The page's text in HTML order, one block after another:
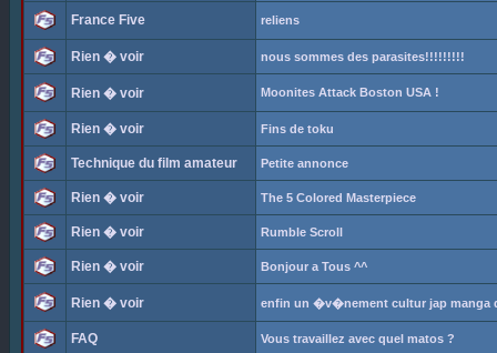
France Five reliens
Rien � voir nous sommes des parasites!!!!!!!!!
Rien � voir Moonites Attack Boston USA !
Rien � voir Fins de toku
Technique du film amateur Petite annonce
Rien � voir The 5 Colored Masterpiece
Rien � voir Rumble Scroll
Rien � voir Bonjour a Tous ^^
Rien � voir enfin un �v�nement cultur jap manga
FAQ Vous travaillez avec quel matos ?